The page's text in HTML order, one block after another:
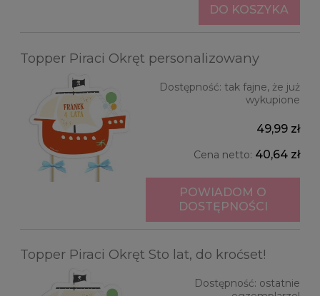
DO KOSZYKA
Topper Piraci Okręt personalizowany
Dostępność: tak fajne, że już
wykupione
49,99 zł
Cena netto: 40,64 zł
POWIADOM O
DOSTĘPNOŚCI
Topper Piraci Okręt Sto lat, do kroćset!
Dostępność: ostatnie